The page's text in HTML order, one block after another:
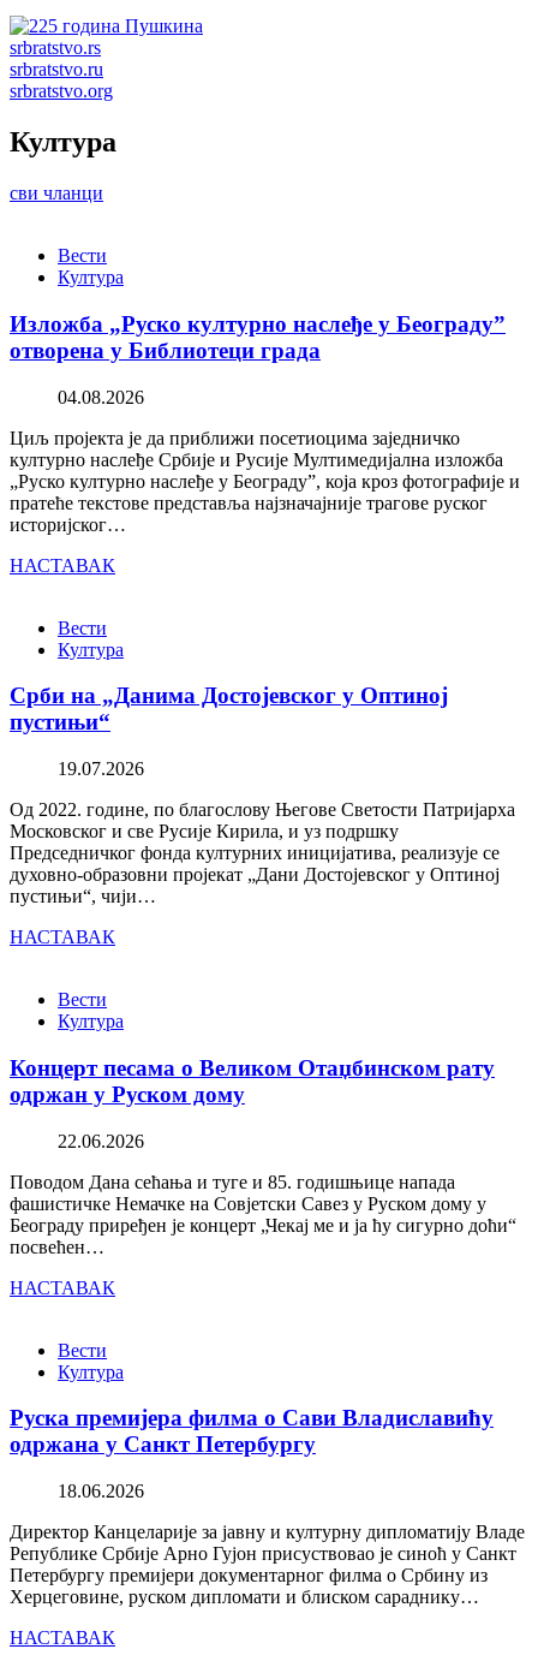
srbratstvo.rs
srbratstvo.ru
srbratstvo.org
Култура
сви чланци
Вести
Култура
Изложба „Руско културно наслеђе у Београду”
отворена у Библиотеци града
04.08.2026
Циљ пројекта је да приближи посетиоцима заједничко
културно наслеђе Србије и Русије Мултимедијална изложба
„Руско културно наслеђе у Београду”, која кроз фотографије и
пратеће текстове представља најзначајније трагове руског
историјског…
НАСТАВАК
Вести
Култура
Срби на „Данима Достојевског у Оптиној
пустињи“
19.07.2026
Од 2022. године, по благослову Његове Светости Патријарха
Московског и све Русије Кирила, и уз подршку
Председничког фонда културних иницијатива, реализује се
духовно-образовни пројекат „Дани Достојевског у Оптиној
пустињи“, чији…
НАСТАВАК
Вести
Култура
Концерт песама о Великом Отаџбинском рату
одржан у Руском дому
22.06.2026
Поводом Дана сећања и туге и 85. годишњице напада
фашистичке Немачке на Совјетски Савез у Руском дому у
Београду приређен је концерт „Чекај ме и ја ћу сигурно доћи“
посвећен…
НАСТАВАК
Вести
Култура
Руска премијера филма о Сави Владиславићу
одржана у Санкт Петербургу
18.06.2026
Директор Канцеларије за јавну и културну дипломатију Владе
Републике Србије Арно Гујон присуствовао је синоћ у Санкт
Петербургу премијери документарног филма о Србину из
Херцеговине, руском дипломати и блиском сараднику…
НАСТАВАК